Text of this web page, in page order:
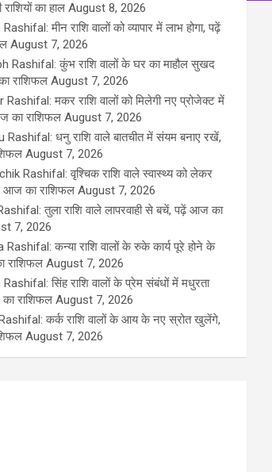
का हाल August 8, 2026
मीन राशि वालों को व्यापार में लाभ होगा, पढ़ें
August 7, 2026
Rashifal: कुंभ राशि वालों के घर का माहौल सुखद
राशिफल August 7, 2026
मकर राशि वालों को मिलेगी नए प्रोजेक्ट में
का राशिफल August 7, 2026
Rashifal: धनु राशि वाले बातचीत में संयम बनाए रखें,
August 7, 2026
Rashifal: वृश्चिक राशि वाले स्वास्थ्य को लेकर
आज का राशिफल August 7, 2026
तुला राशि वाले लापरवाही से बचें, पढ़ें आज का
7, 2026
कन्या राशि वालों के रुके कार्य पूरे होने के
राशिफल August 7, 2026
सिंह राशि वालों के प्रेम संबंधों में मधुरता
राशिफल August 7, 2026
कर्क राशि वालों के आय के नए स्रोत खुलेंगे,
August 7, 2026